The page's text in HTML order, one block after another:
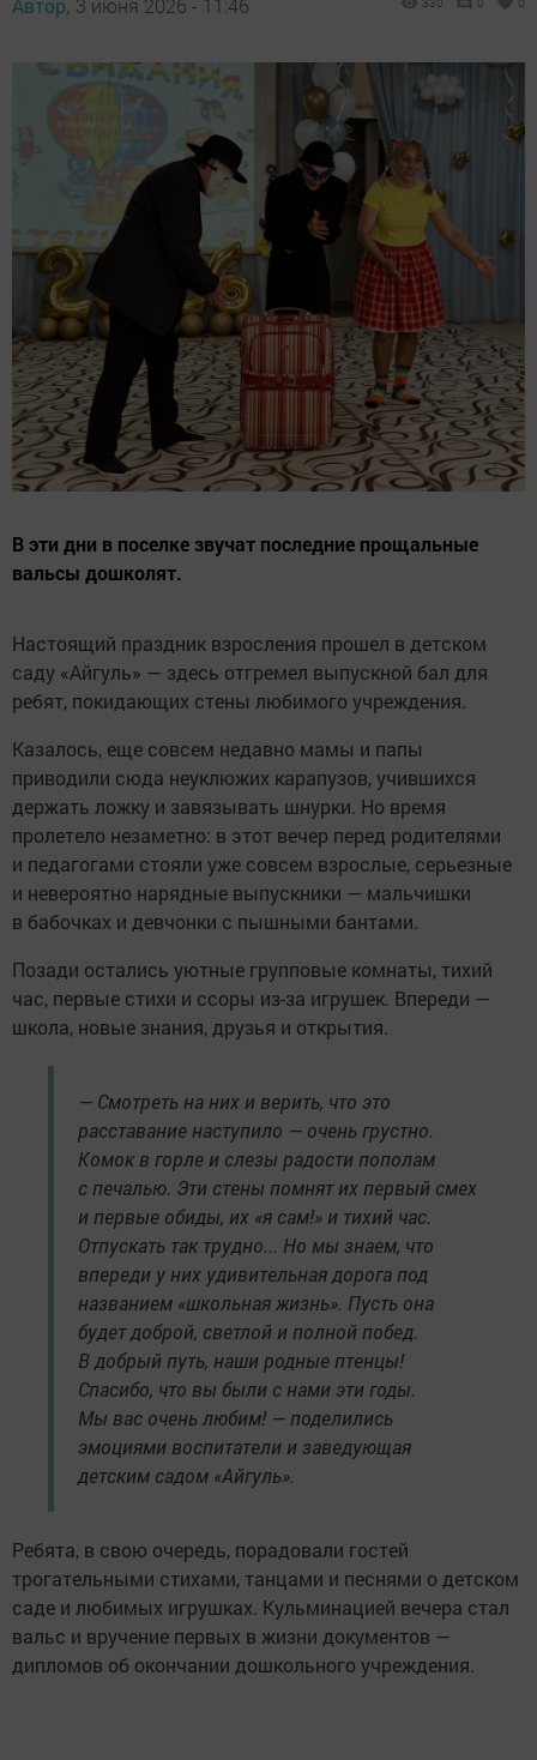
В эти дни в поселке звучат последние прощальные
вальсы дошколят.
Настоящий праздник взросления прошел в детском
саду «Айгуль» — здесь отгремел выпускной бал для
ребят, покидающих стены любимого учреждения.
Казалось, еще совсем недавно мамы и папы
приводили сюда неуклюжих карапузов, учившихся
держать ложку и завязывать шнурки. Но время
пролетело незаметно: в этот вечер перед родителями
и педагогами стояли уже совсем взрослые, серьезные
и невероятно нарядные выпускники — мальчишки
в бабочках и девчонки с пышными бантами.
Позади остались уютные групповые комнаты, тихий
час, первые стихи и ссоры из-за игрушек. Впереди —
школа, новые знания, друзья и открытия.
— Смотреть на них и верить, что это
расставание наступило — очень грустно.
Комок в горле и слезы радости пополам
с печалью. Эти стены помнят их первый смех
и первые обиды, их «я сам!» и тихий час.
Отпускать так трудно... Но мы знаем, что
впереди у них удивительная дорога под
названием «школьная жизнь». Пусть она
будет доброй, светлой и полной побед.
В добрый путь, наши родные птенцы!
Спасибо, что вы были с нами эти годы.
Мы вас очень любим! — поделились
эмоциями воспитатели и заведующая
детским садом «Айгуль».
Ребята, в свою очередь, порадовали гостей
трогательными стихами, танцами и песнями о детском
саде и любимых игрушках. Кульминацией вечера стал
вальс и вручение первых в жизни документов —
дипломов об окончании дошкольного учреждения.